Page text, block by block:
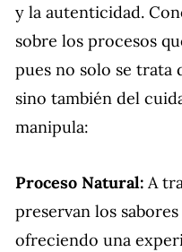
y la autenticidad.
sobre los procesos
pues no solo se trata
sino también del
manipula:
Proceso Natural: A
preservan los
ofreciendo una